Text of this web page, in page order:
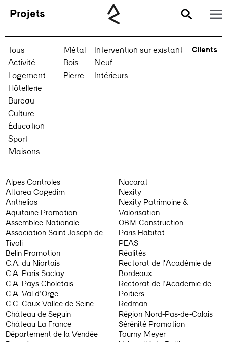
Projets
Tous
Activité
Logement
Hôtellerie
Bureau
Culture
Éducation
Sport
Maisons
Métal
Bois
Pierre
Intervention sur existant
Neuf
Intérieurs
Clients
Alpes Contrôles
Altarea Cogedim
Anthelios
Aquitaine Promotion
Assemblée Nationale
Association Saint Joseph de
Tivoli
Belin Promotion
C.A. du Niortais
C.A. Paris Saclay
C.A. Pays Choletais
C.A. Val d’Orge
C.C. Caux Vallée de Seine
Château de Seguin
Château La France
Département de la Vendée
Nacarat
Nexity
Nexity Patrimoine &
Valorisation
OBM Construction
Paris Habitat
PEAS
Réalités
Rectorat de l’Académie de
Bordeaux
Rectorat de l’Académie de
Poitiers
Redman
Région Nord-Pas-de-Calais
Sérénité Promotion
Tourny Meyer